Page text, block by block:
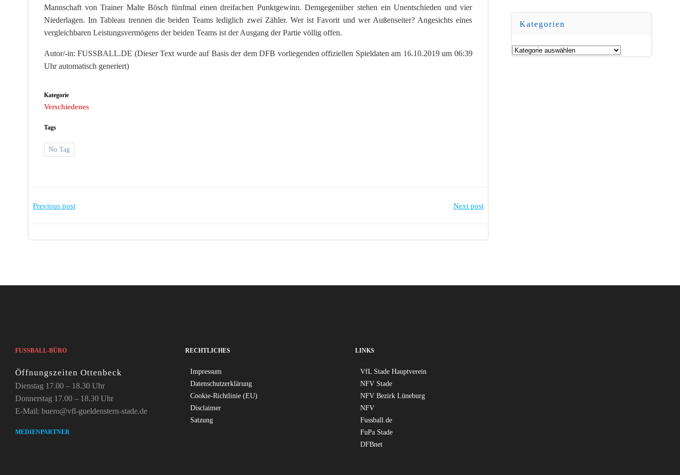
Mannschaft von Trainer Malte Bösch fünfmal einen dreifachen Punktgewinn. Demgegenüber stehen ein Unentschieden und vier
Niederlagen. Im Tableau trennen die beiden Teams lediglich zwei Zähler. Wer ist Favorit und wer Außenseiter? Angesichts eines
vergleichbaren Leistungsvermögens der beiden Teams ist der Ausgang der Partie völlig offen.
Autor/-in: FUSSBALL.DE (Dieser Text wurde auf Basis der dem DFB vorliegenden offiziellen Spieldaten am 16.10.2019 um 06:39
Uhr automatisch generiert)
Kategorie
Verschiedenes
Tags
No Tag
Post
Previous post Next post
Kategorien
Kategorien
FUSSBALL-BÜRO
Öffnungszeiten Ottenbeck
Dienstag 17.00 – 18.30 Uhr
Donnerstag 17.00 – 18.30 Uhr
E-Mail: buero@vfl-gueldenstern-stade.de
MEDIENPARTNER
RECHTLICHES
Impressum
Datenschutzerklärung
Cookie-Richtlinie (EU)
Disclaimer
Satzung
LINKS
VfL Stade Hauptverein
NFV Stade
NFV Bezirk Lüneburg
NFV
Fussball.de
FuPa Stade
DFBnet